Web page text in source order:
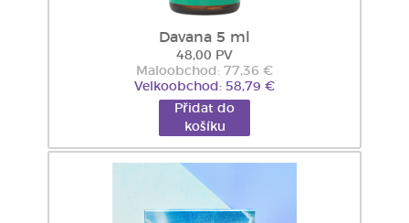
Davana 5 ml
48,00 PV
Maloobchod: 77,36 €
Velkoobchod: 58,79 €
Přidat do
košíku